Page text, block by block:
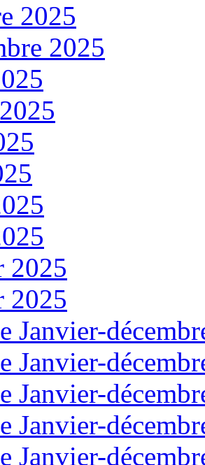
2025
2025
2025
2025
Janvier-
Janvier-
Janvier-
Janvier-
Janvier-